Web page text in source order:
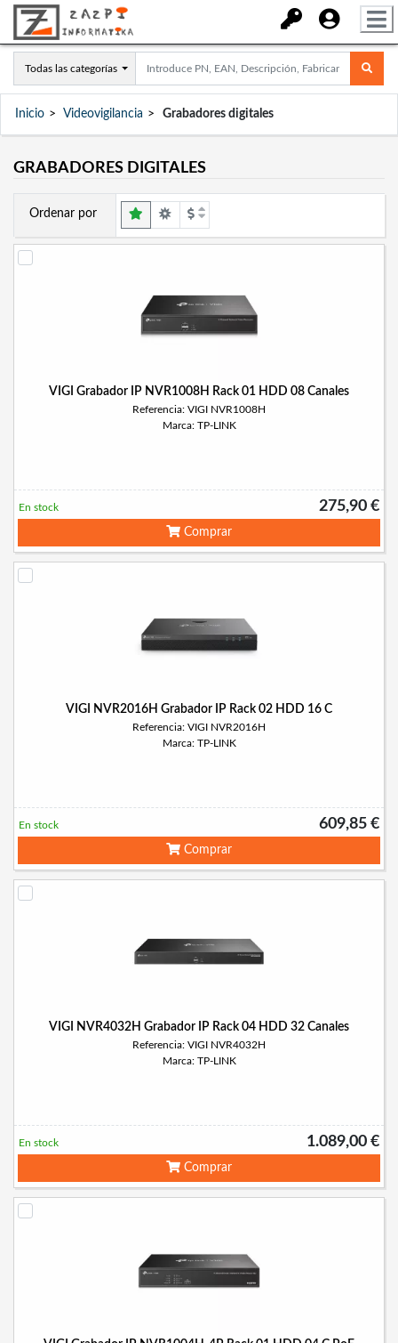
Todas las categorías
Inicio Videovigilancia Grabadores digitales
GRABADORES DIGITALES
Ordenar por
VIGI Grabador IP NVR1008H Rack 01 HDD 08 Canales
Referencia: VIGI NVR1008H
Marca: TP-LINK
275,90 €
En stock
Comprar
VIGI NVR2016H Grabador IP Rack 02 HDD 16 C
Referencia: VIGI NVR2016H
Marca: TP-LINK
609,85 €
En stock
Comprar
VIGI NVR4032H Grabador IP Rack 04 HDD 32 Canales
Referencia: VIGI NVR4032H
Marca: TP-LINK
1.089,00 €
En stock
Comprar